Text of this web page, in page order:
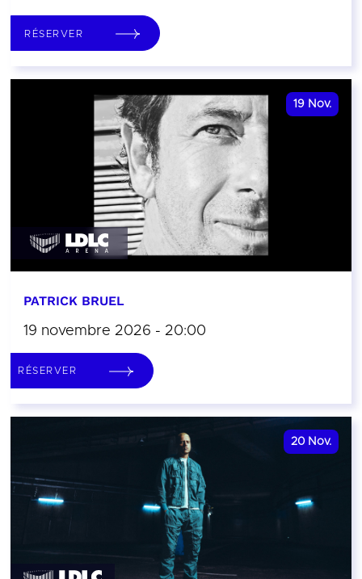
RÉSERVER
19 Nov.
PATRICK BRUEL
19 novembre 2026 - 20:00
RÉSERVER
20 Nov.